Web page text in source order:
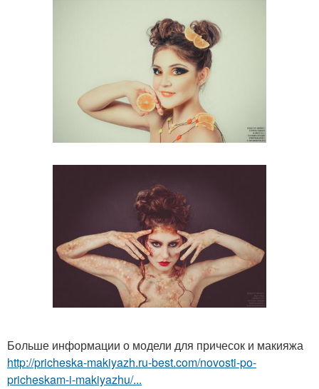
Больше информации о модели для причесок и макияжа
http://pricheska-makiyazh.ru-best.com/novosti-po-
pricheskam-i-makiyazhu/...